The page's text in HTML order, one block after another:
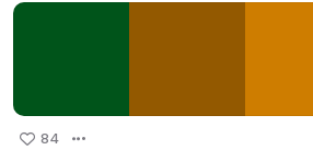
84